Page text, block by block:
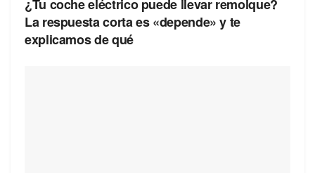
¿Tu coche eléctrico puede llevar remolque?
La respuesta corta es «depende» y te
explicamos de qué